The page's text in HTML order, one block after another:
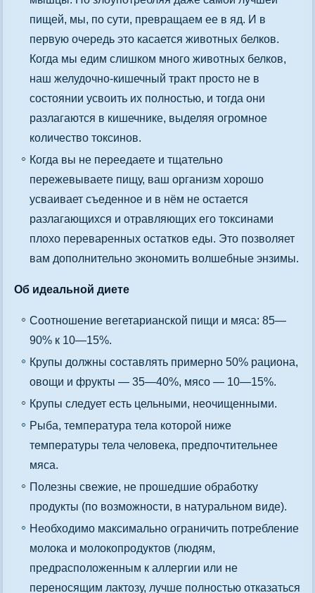
пищей, мы, по сути, превращаем ее в яд. И в
первую очередь это касается животных белков.
Когда мы едим слишком много животных белков,
наш желудочно-кишечный тракт просто не в
состоянии усвоить их полностью, и тогда они
разлагаются в кишечнике, выделяя огромное
количество токсинов.
Когда вы не переедаете и тщательно
пережевываете пищу, ваш организм хорошо
усваивает съеденное и в нём не остается
разлагающихся и отравляющих его токсинами
плохо переваренных остатков еды. Это позволяет
вам дополнительно экономить волшебные энзимы.
Об идеальной диете
Соотношение вегетарианской пищи и мяса: 85—
90% к 10—15%.
Крупы должны составлять примерно 50% рациона,
овощи и фрукты — 35—40%, мясо — 10—15%.
Крупы следует есть цельными, неочищенными.
Рыба, температура тела которой ниже
температуры тела человека, предпочтительнее
мяса.
Полезны свежие, не прошедшие обработку
продукты (по возможности, в натуральном виде).
Необходимо максимально ограничить потребление
молока и молокопродуктов (людям,
предрасположенным к аллергии или не
переносящим лактозу, лучше полностью отказаться